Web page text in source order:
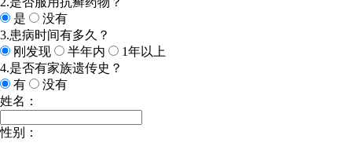
是
没有
3.患病时间有多久？
刚发现
半年内
1年以上
4.是否有家族遗传史？
有
没有
姓名：
性别：